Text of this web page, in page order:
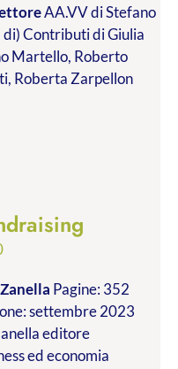
AA.VV di Stefano
Contributi di Giulia
Martello, Roberto
Roberta Zarpellon
Fascia
prezzo:
da
€24.99
a
Pagine: 352
settembre 2023
editore
ed economia